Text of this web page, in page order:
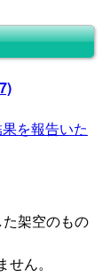
を報告いた
架空のもの
ん。